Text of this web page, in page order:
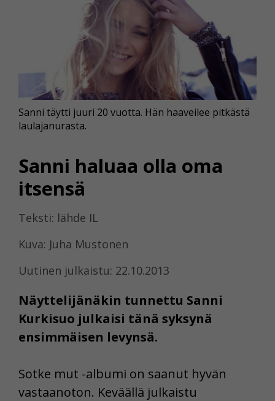
Sanni haluaa olla oma
itsensä
Teksti: lähde IL
Kuva: Juha Mustonen
Uutinen julkaistu: 22.10.2013
Näyttelijänäkin tunnettu Sanni
Kurkisuo julkaisi tänä syksynä
ensimmäisen levynsä.
Sanni täytti juuri 20 vuotta. Hän haaveilee pitkästä
laulajanurasta.
Sotke mut -albumi on saanut hyvän
vastaanoton. Keväällä julkaistu